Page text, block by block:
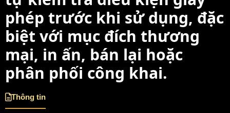
phép trước khi sử dụng, đặc
biệt với mục đích thương
mại, in ấn, bán lại hoặc
phân phối công khai.
Thông tin